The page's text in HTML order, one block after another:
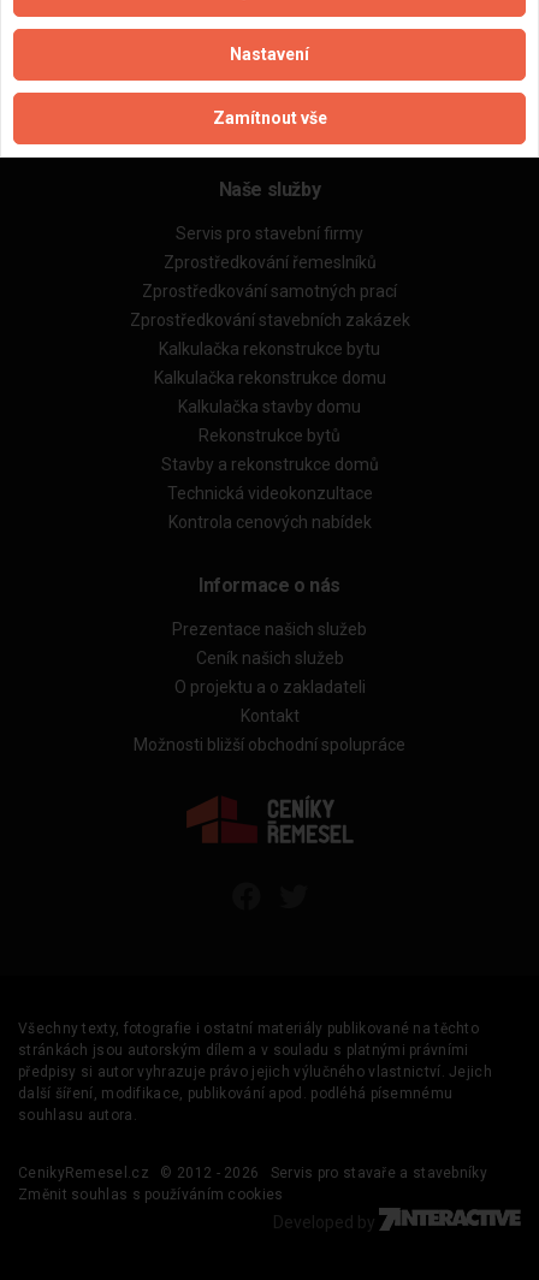
Reference
Naše excelové tabulky online
Naše služby
Servis pro stavební firmy
Zprostředkování řemeslníků
Zprostředkování samotných prací
Zprostředkování stavebních zakázek
Kalkulačka rekonstrukce bytu
Kalkulačka rekonstrukce domu
Kalkulačka stavby domu
Rekonstrukce bytů
Stavby a rekonstrukce domů
Technická videokonzultace
Kontrola cenových nabídek
Informace o nás
Prezentace našich služeb
Ceník našich služeb
O projektu a o zakladateli
Kontakt
Možnosti bližší obchodní spolupráce
Všechny texty, fotografie i ostatní materiály publikované na těchto
stránkách jsou autorským dílem a v souladu s platnými právními
předpisy si autor vyhrazuje právo jejich výlučného vlastnictví. Jejich
další šíření, modifikace, publikování apod. podléhá písemnému
souhlasu autora.
CenikyRemesel.cz © 2012 - 2026
Servis pro stavaře a stavebníky
Změnit souhlas s používáním cookies
Developed by
Nastavení
Zamítnout vše